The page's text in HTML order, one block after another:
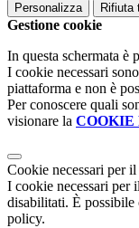
Personalizza Rifiuta
Gestione cookie
In questa schermata è
I cookie necessari
piattaforma e non è
Per conoscere quali
visionare la COOKIE
Cookie necessari per
I cookie necessari per
disabilitati. È possibile
policy.